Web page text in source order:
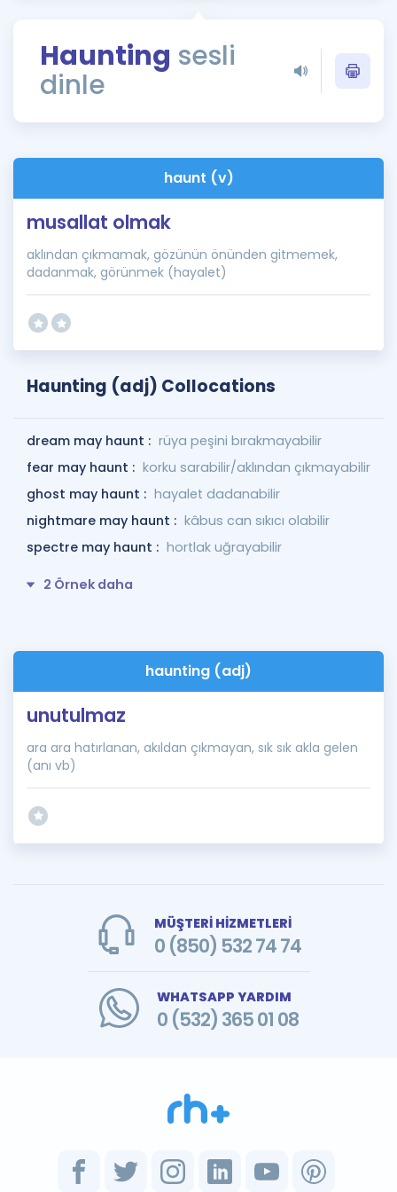
Rehberlik Aracı
ÖSYM Sınav Takvimi
İngilizce Gramer
Haunting sesli
dinle
haunt (v)
musallat olmak
aklından çıkmamak, gözünün önünden gitmemek,
dadanmak, görünmek (hayalet)
Haunting (adj) Collocations
dream may haunt : rüya peşini bırakmayabilir
fear may haunt : korku sarabilir/aklından çıkmayabilir
ghost may haunt : hayalet dadanabilir
nightmare may haunt : kâbus can sıkıcı olabilir
spectre may haunt : hortlak uğrayabilir
2 Örnek daha
haunting (adj)
unutulmaz
ara ara hatırlanan, akıldan çıkmayan, sık sık akla gelen
(anı vb)
MÜŞTERİ HİZMETLERİ
0 (850) 532 74 74
WHATSAPP YARDIM
0 (532) 365 01 08